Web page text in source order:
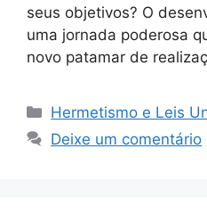
seus objetivos? O
uma jornada poderosa
novo patamar de
Categorias
Hermetismo e Leis
Deixe um comentário